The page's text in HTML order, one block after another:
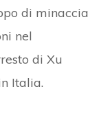
di minaccia
nel
di Xu
Italia.